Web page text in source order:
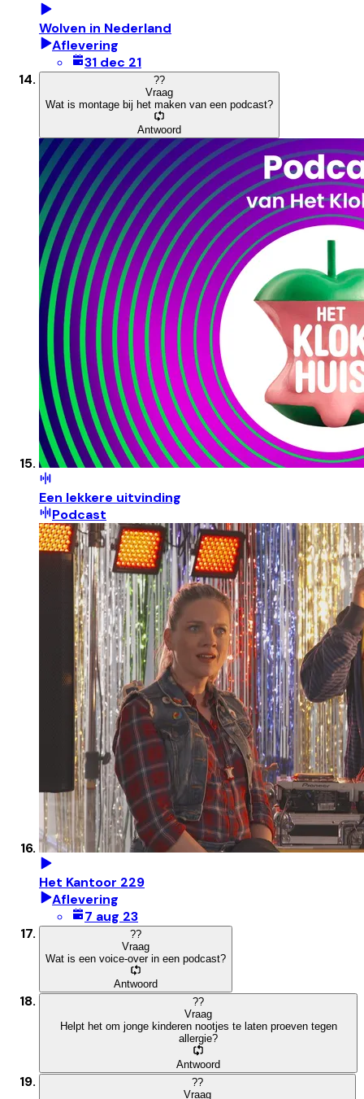
Wolven in Nederland
Aflevering
31 dec 21
??
Vraag
Wat is montage bij het maken van een podcast?
Antwoord
Een lekkere uitvinding
Podcast
Het Kantoor 229
Aflevering
7 aug 23
??
Vraag
Wat is een voice-over in een podcast?
Antwoord
??
Vraag
Helpt het om jonge kinderen nootjes te laten proeven tegen
allergie?
Antwoord
??
Vraag